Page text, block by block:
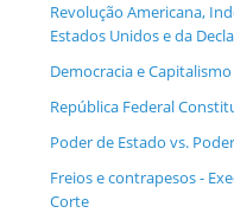
Revolução Americana,
Estados Unidos e da
Democracia e Capitalismo
República Federal
Poder de Estado vs.
Freios e contrapesos -
Corte